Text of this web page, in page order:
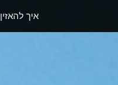
איך להאזין